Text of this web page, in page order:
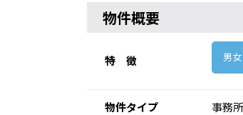
物件概要
特 徴 男
物件タイプ 事務所